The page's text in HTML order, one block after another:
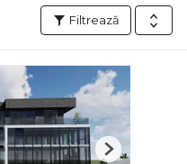
Filtrează
Next